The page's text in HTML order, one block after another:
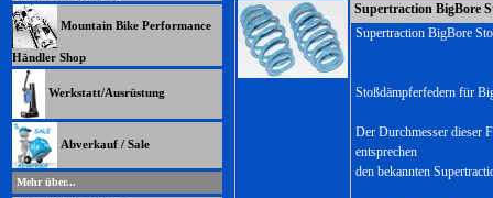
Mountain Bike Performance
Händler Shop
Werkstatt/Ausrüstung
Abverkauf / Sale
Mehr über...
Supertraction BigBore
Supertraction BigBore
Stoßdämpferfedern für
Der Durchmesser dieser
entsprechen
den bekannten